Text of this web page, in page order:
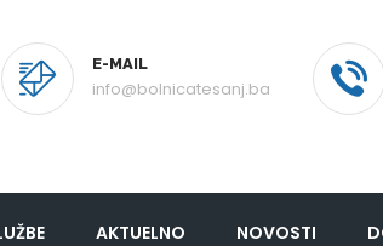
E-MAIL
info@bolnicatesanj.ba
AKTUELNO NOVOSTI